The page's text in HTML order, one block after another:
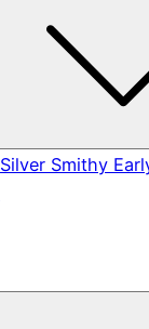
Silver Smithy